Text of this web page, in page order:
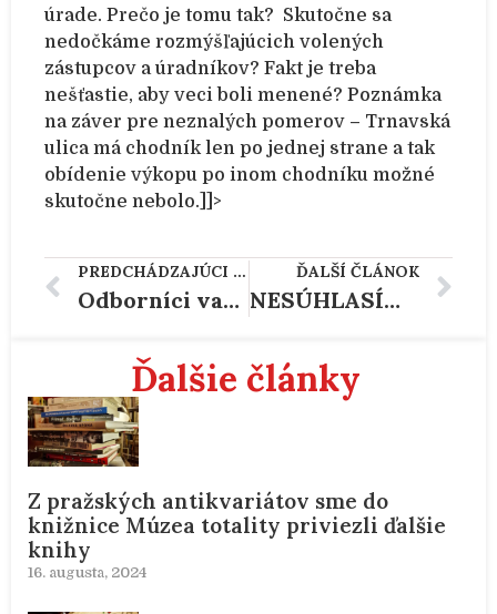
úrade. Prečo je tomu tak? Skutočne sa
nedočkáme rozmýšľajúcich volených
zástupcov a úradníkov? Fakt je treba
nešťastie, aby veci boli menené? Poznámka
na záver pre neznalých pomerov – Trnavská
ulica má chodník len po jednej strane a tak
obídenie výkopu po inom chodníku možné
skutočne nebolo.]]>
PREDCHÁDZAJÚCI ČLÁNOK
Odborníci varujú na predávkovanie Ivermektinom. Hodne ľudí stále popiera vedecké výskumy a verí nezmyslom
ĎALŠÍ ČLÁNOK
NESÚHLASÍM! PREHRALI SME BOJ SAMI SO SEBOU!
Ďalšie články
Z pražských antikvariátov sme do
knižnice Múzea totality priviezli ďalšie
knihy
16. augusta, 2024